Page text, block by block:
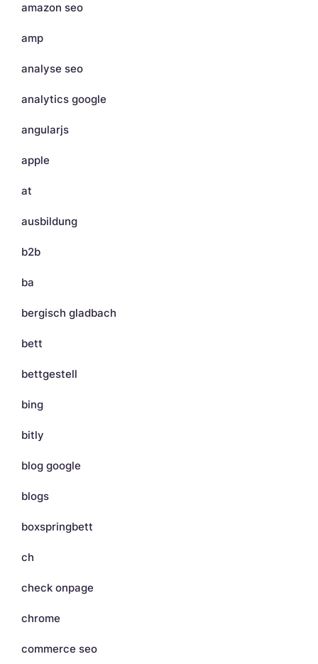
amazon seo
amp
analyse seo
analytics google
angularjs
apple
at
ausbildung
b2b
ba
bergisch gladbach
bett
bettgestell
bing
bitly
blog google
blogs
boxspringbett
ch
check onpage
chrome
commerce seo